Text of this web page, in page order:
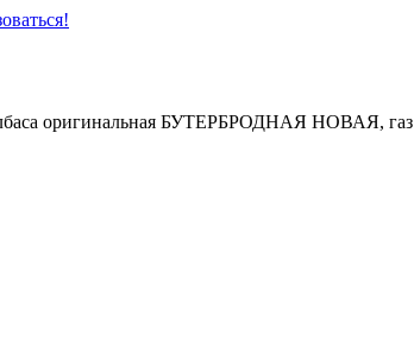
оригинальная БУТЕРБРОДНАЯ НОВАЯ, газ